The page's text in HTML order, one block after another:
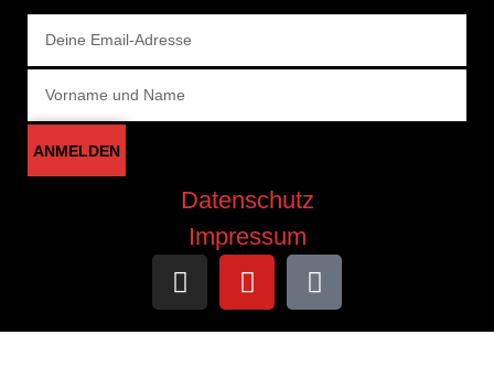
ANMELDEN
Datenschutz
Impressum